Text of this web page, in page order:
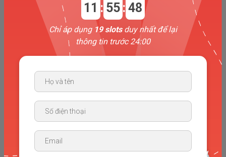
11 : 55 : 47
Chỉ áp dụng 19 slotsduy nhất để lại
thông tin trước 24:00